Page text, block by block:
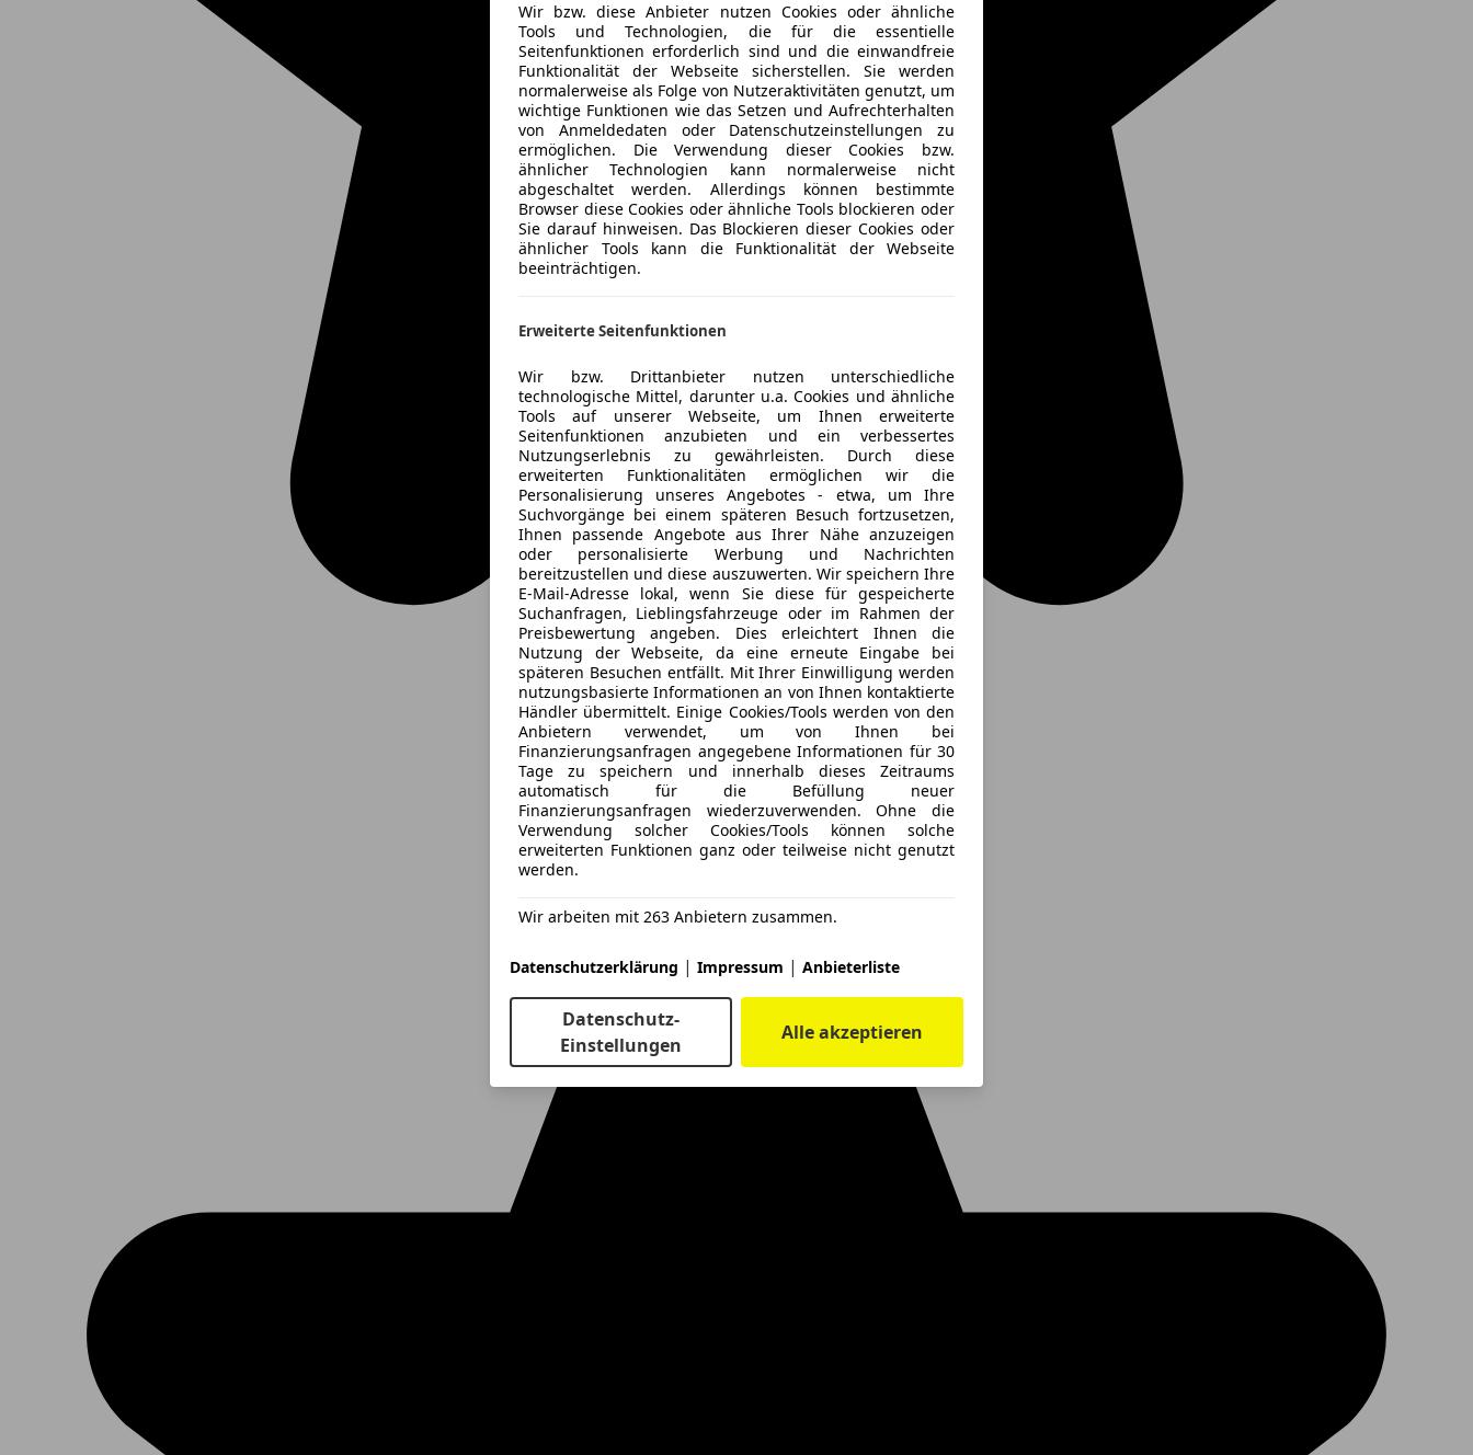
Wir bzw. diese Anbieter nutzen Cookies oder ähnliche
Tools und Technologien, die für die essentielle
Seitenfunktionen erforderlich sind und die einwandfreie
Funktionalität der Webseite sicherstellen. Sie werden
normalerweise als Folge von Nutzeraktivitäten genutzt, um
wichtige Funktionen wie das Setzen und Aufrechterhalten
von Anmeldedaten oder Datenschutzeinstellungen zu
ermöglichen. Die Verwendung dieser Cookies bzw.
ähnlicher Technologien kann normalerweise nicht
abgeschaltet werden. Allerdings können bestimmte
Browser diese Cookies oder ähnliche Tools blockieren oder
Sie darauf hinweisen. Das Blockieren dieser Cookies oder
ähnlicher Tools kann die Funktionalität der Webseite
beeinträchtigen.
Erweiterte Seitenfunktionen
Wir bzw. Drittanbieter nutzen unterschiedliche
technologische Mittel, darunter u.a. Cookies und ähnliche
Tools auf unserer Webseite, um Ihnen erweiterte
Seitenfunktionen anzubieten und ein verbessertes
Nutzungserlebnis zu gewährleisten. Durch diese
erweiterten Funktionalitäten ermöglichen wir die
Personalisierung unseres Angebotes - etwa, um Ihre
Suchvorgänge bei einem späteren Besuch fortzusetzen,
Ihnen passende Angebote aus Ihrer Nähe anzuzeigen
oder personalisierte Werbung und Nachrichten
bereitzustellen und diese auszuwerten. Wir speichern Ihre
E-Mail-Adresse lokal, wenn Sie diese für gespeicherte
Suchanfragen, Lieblingsfahrzeuge oder im Rahmen der
Preisbewertung angeben. Dies erleichtert Ihnen die
Nutzung der Webseite, da eine erneute Eingabe bei
späteren Besuchen entfällt. Mit Ihrer Einwilligung werden
nutzungsbasierte Informationen an von Ihnen kontaktierte
Händler übermittelt. Einige Cookies/Tools werden von den
Anbietern verwendet, um von Ihnen bei
Finanzierungsanfragen angegebene Informationen für 30
Tage zu speichern und innerhalb dieses Zeitraums
automatisch für die Befüllung neuer
Finanzierungsanfragen wiederzuverwenden. Ohne die
Verwendung solcher Cookies/Tools können solche
erweiterten Funktionen ganz oder teilweise nicht genutzt
werden.
Wir arbeiten mit 263 Anbietern zusammen.
Datenschutzerklärung | Impressum | Anbieterliste
Datenschutz-
Einstellungen
Alle akzeptieren